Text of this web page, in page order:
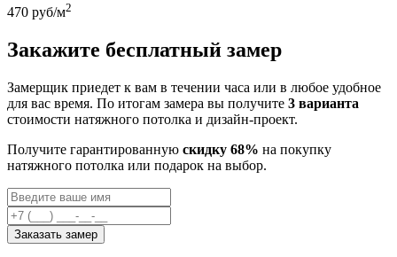
470 руб/м2
Закажите бесплатный замер
Замерщик приедет к вам в течении часа или в любое удобное
для вас время. По итогам замера вы получите 3 варианта
стоимости натяжного потолка и дизайн-проект.
Получите гарантированную скидку 68% на покупку
натяжного потолка или подарок на выбор.
Заказать замер